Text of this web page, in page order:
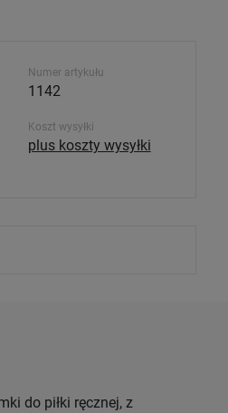
Numer artykułu
1142
Koszt wysyłki
plus koszty wysyłki
do piłki ręcznej, z